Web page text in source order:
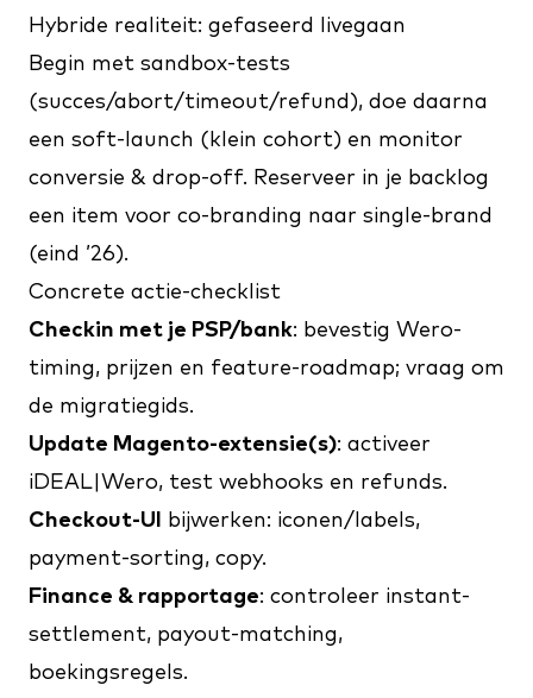
Hybride realiteit: gefaseerd livegaan
Begin met sandbox-tests
(succes/abort/timeout/refund), doe daarna
een soft-launch (klein cohort) en monitor
conversie & drop-off. Reserveer in je backlog
een item voor co-branding naar single-brand
(eind ’26).
Concrete actie-checklist
Checkin met je PSP/bank: bevestig Wero-
timing, prijzen en feature-roadmap; vraag om
de migratiegids.
Update Magento-extensie(s): activeer
iDEAL|Wero, test webhooks en refunds.
Checkout-UI
bijwerken: iconen/labels,
payment-sorting, copy.
Finance & rapportage: controleer instant-
settlement, payout-matching,
boekingsregels.